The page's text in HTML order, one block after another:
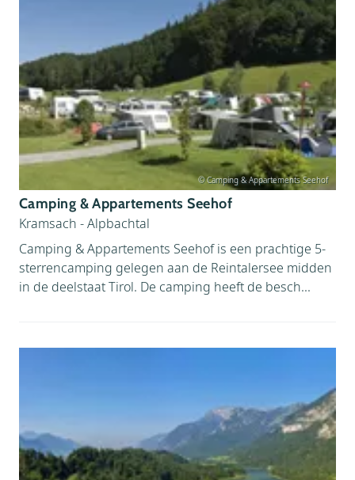
© Camping & Appartements Seehof
Camping & Appartements Seehof
Kramsach - Alpbachtal
Camping & Appartements Seehof is een prachtige 5-
sterrencamping gelegen aan de Reintalersee midden
in de deelstaat Tirol. De camping heeft de besch...